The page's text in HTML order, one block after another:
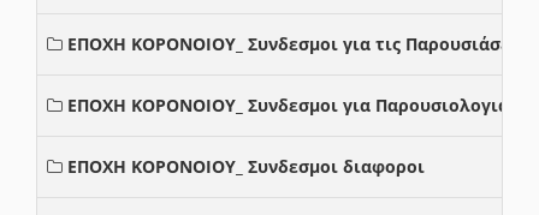
ΕΠΟΧΗ ΚΟΡΟΝΟΙΟΥ_ Συνδεσμοι για τις Παρουσιάσεις
ΕΠΟΧΗ ΚΟΡΟΝΟΙΟΥ_ Συνδεσμοι για Παρουσιολογια
ΕΠΟΧΗ ΚΟΡΟΝΟΙΟΥ_ Συνδεσμοι διαφοροι